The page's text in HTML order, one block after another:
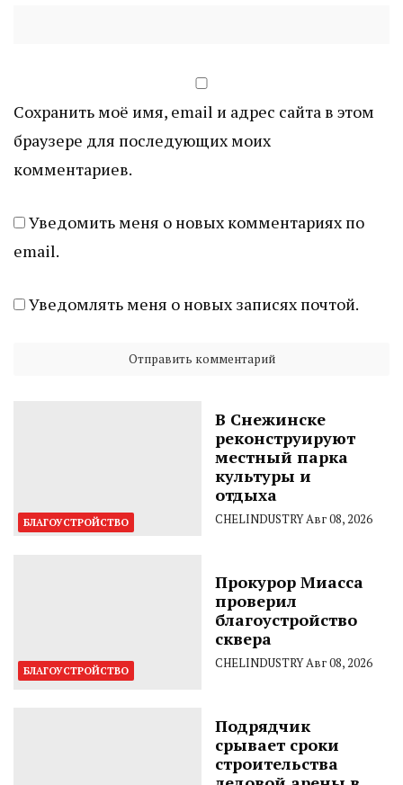
Сохранить моё имя, email и адрес сайта в этом
браузере для последующих моих
комментариев.
Уведомить меня о новых комментариях по
email.
Уведомлять меня о новых записях почтой.
БЛАГОУСТРОЙСТВО
В Снежинске
реконструируют
местный парка
культуры и
отдыха
CHELINDUSTRYАвг 08, 2026
БЛАГОУСТРОЙСТВО
Прокурор Миасса
проверил
благоустройство
сквера
CHELINDUSTRYАвг 08, 2026
Подрядчик
срывает сроки
строительства